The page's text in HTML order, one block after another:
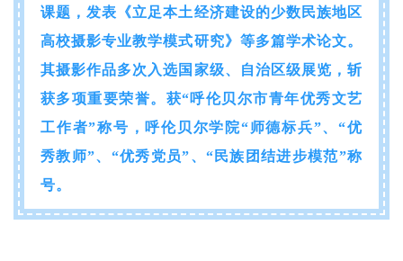
课题，发表《立足本土经济建设的少数民族地区
高校摄影专业教学模式研究》等多篇学术论文。
其摄影作品多次入选国家级、自治区级展览，斩
获多项重要荣誉。获“呼伦贝尔市青年优秀文艺
工作者”称号，呼伦贝尔学院“师德标兵”、“优
秀教师”、“优秀党员”、“民族团结进步模范”称
号。